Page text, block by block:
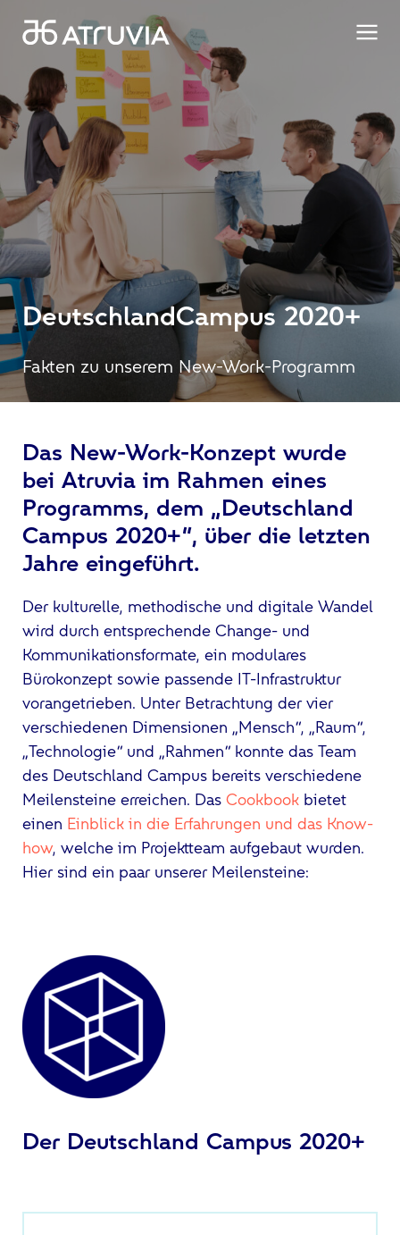
DeutschlandCampus 2020+
Fakten zu unserem New-Work-Programm
Das New-Work-Konzept wurde
bei Atruvia im Rahmen eines
Programms, dem „Deutschland
Campus 2020+“, über die letzten
Jahre eingeführt.
Der kulturelle, methodische und digitale Wandel
wird durch entsprechende Change- und
Kommunikationsformate, ein modulares
Bürokonzept sowie passende IT-Infrastruktur
vorangetrieben. Unter Betrachtung der vier
verschiedenen Dimensionen „Mensch“, „Raum“,
„Technologie“ und „Rahmen“ konnte das Team
des Deutschland Campus bereits verschiedene
Meilensteine erreichen. DasCookbook bietet
einen Einblick in die Erfahrungen und das Know-
how, welche im Projektteam aufgebaut wurden.
Hier sind ein paar unserer Meilensteine:
Der Deutschland Campus 2020+